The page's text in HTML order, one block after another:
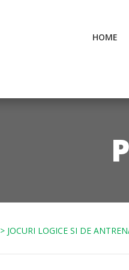
HOME
> JOCURI LOGICE SI DE